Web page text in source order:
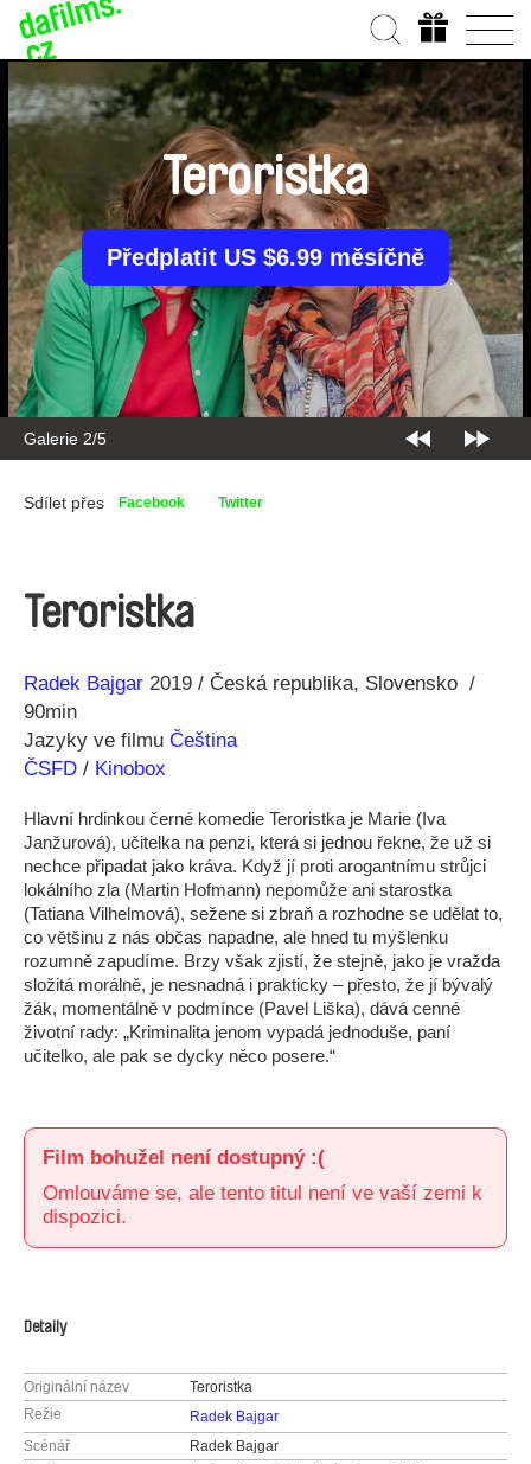
Galerie 2/5
Teroristka
Předplatit US $6.99 měsíčně
Sdílet přes Facebook Twitter
Teroristka
Režie
Radek Bajgar
Rok 2019 Česká republika Slovensko
90min
Jazyky ve filmu Čeština
ČSFD / Kinobox
Hlavní hrdinkou černé komedie Teroristka je Marie (Iva
Janžurová), učitelka na penzi, která si jednou řekne, že už si
nechce připadat jako kráva. Když jí proti arogantnímu strůjci
lokálního zla (Martin Hofmann) nepomůže ani starostka
(Tatiana Vilhelmová), sežene si zbraň a rozhodne se udělat to,
co většinu z nás občas napadne, ale hned tu myšlenku
rozumně zapudíme. Brzy však zjistí, že stejně, jako je vražda
složitá morálně, je nesnadná i prakticky – přesto, že jí bývalý
žák, momentálně v podmínce (Pavel Liška), dává cenné
životní rady: „Kriminalita jenom vypadá jednoduše, paní
učitelko, ale pak se dycky něco posere.“
Film bohužel není dostupný :(
Omlouváme se, ale tento titul není ve vaší zemi k
dispozici.
Detaily
Originální název
Teroristka
Režie
Radek Bajgar
Scénář
Radek Bajgar